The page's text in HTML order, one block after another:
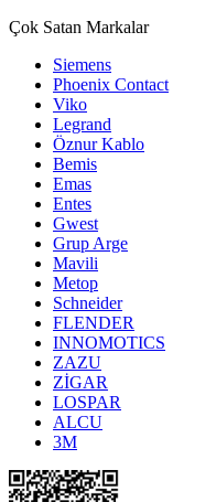
Çok Satan Markalar
Siemens
Phoenix Contact
Viko
Legrand
Öznur Kablo
Bemis
Emas
Entes
Gwest
Grup Arge
Mavili
Metop
Schneider
FLENDER
INNOMOTICS
ZAZU
ZİGAR
LOSPAR
ALCU
3M